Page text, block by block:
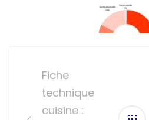
navigation
Fiche
technique
cuisine :